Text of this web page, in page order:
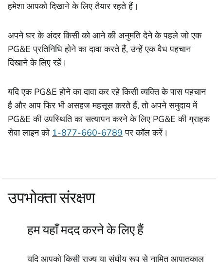
हमेशा आपको दिखाने के लिए तैयार रहते हैं।
अपने घर के अंदर किसी को आने की अनुमति देने के पहले जो एक
PG&E प्रतिनिधि होने का दावा करते हैं, उन्हें एक वैध पहचान
दिखाने के लिए रहें।
यदि एक PG&E होने का दावा कर रहे किसी व्यक्ति के पास पहचान
है और आप फिर भी असहज महसूस करते हैं, तो अपने समुदाय में
PG&E की उपस्थिति का सत्यापन करने के लिए PG&E की ग्राहक
सेवा लाइन को 1-877-660-6789 पर कॉल करें।
उपभोक्ता संरक्षण
हम यहाँ मदद करने के लिए हैं
यदि आपको किसी राज्य या संघीय रूप से नामित आपातकाल